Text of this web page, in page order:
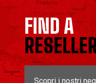
FIND A
Scopri i nostri